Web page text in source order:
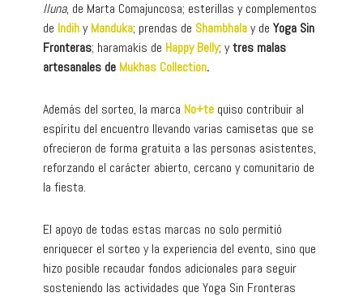
lluna, de Marta Comajuncosa; esterillas y complementos
de Indih yManduka; prendas de Shambhala y de Yoga Sin
Fronteras; haramakis de Happy Belly; ytres malas
artesanales deMukhas Collection.
Además del sorteo, la marca No+tequiso contribuir al
espíritu del encuentro llevando varias camisetas que se
ofrecieron de forma gratuita a las personas asistentes,
reforzando el carácter abierto, cercano y comunitario de
la fiesta.
El apoyo de todas estas marcas no solo permitió
enriquecer el sorteo y la experiencia del evento, sino que
hizo posible recaudar fondos adicionales para seguir
sosteniendo las actividades que Yoga Sin Fronteras